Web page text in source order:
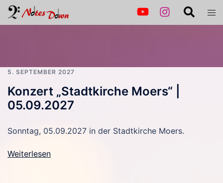
Zum
Inhalt
Suche
5. SEPTEMBER 2027
Konzert „Stadtkirche Moers“ |
05.09.2027
Sonntag, 05.09.2027 in der Stadtkirche Moers.
Weiterlesen